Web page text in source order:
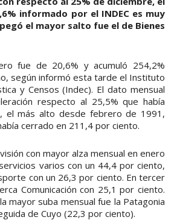
informado por el INDEC es muy
el mayor salto fue el de Bienes
fue de 20,6% y acumuló 254,2%
según informó esta tarde el Instituto
y Censos (Indec). El dato mensual
respecto al 25,5% que había
el más alto desde febrero de 1991,
cerrado en 211,4 por ciento.
con mayor alza mensual en enero
varios con un 44,4 por ciento,
con un 26,3 por ciento. En tercer
Comunicación con 25,1 por ciento.
mayor suba mensual fue la Patagonia
de Cuyo (22,3 por ciento).